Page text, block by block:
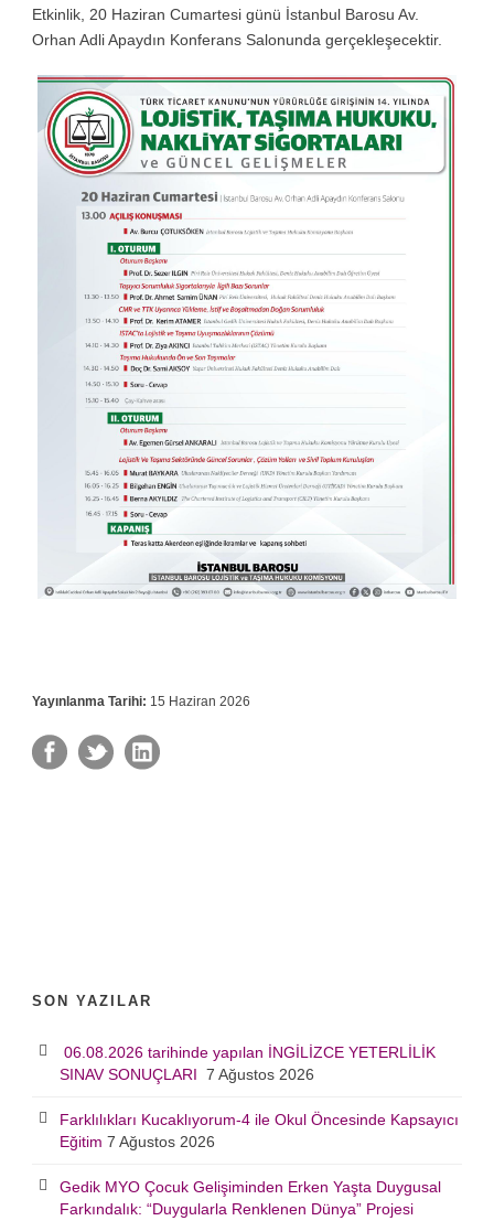
Etkinlik, 20 Haziran Cumartesi günü İstanbul Barosu Av.
Orhan Adli Apaydın Konferans Salonunda gerçekleşecektir.
Yayınlanma Tarihi: 15 Haziran 2026
SON YAZILAR
06.08.2026 tarihinde yapılan İNGİLİZCE YETERLİLİK
SINAV SONUÇLARI 7 Ağustos 2026
Farklılıkları Kucaklıyorum-4 ile Okul Öncesinde Kapsayıcı
Eğitim 7 Ağustos 2026
Gedik MYO Çocuk Gelişiminden Erken Yaşta Duygusal
Farkındalık: “Duygularla Renklenen Dünya” Projesi